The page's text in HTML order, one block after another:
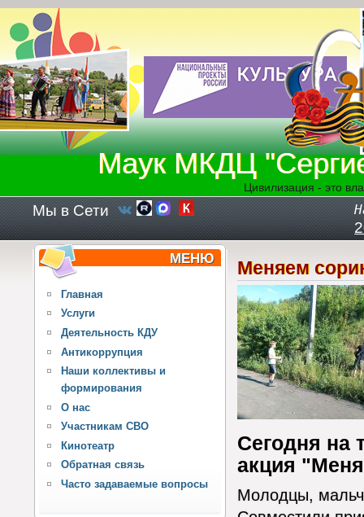
Перейти к основному содержанию
Маук МКДЦ
Цивилизация - это
Мы в Сети
МЕНЮ
Главная
Услуги
Деятельность КДУ
Антикоррупция
Наши коллективы и
формирования
О нас
Участникам СВО
Кинотеатр
Обратная связь
Часто задаваемые вопросы
Меняем
Сегодня на
акция
Молодцы,